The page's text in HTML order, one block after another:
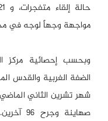
مواجهة وجهاً لوجه في
وبحسب إحصائية مركز